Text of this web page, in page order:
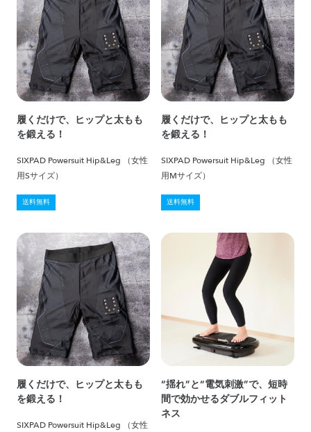
履くだけで、ヒップと太もも
を鍛える！
SIXPAD Powersuit Hip&Leg （女性
用Sサイズ）
送料無料
履くだけで、ヒップと太もも
を鍛える！
SIXPAD Powersuit Hip&Leg （女性
用Mサイズ）
送料無料
履くだけで、ヒップと太もも
を鍛える！
SIXPAD Powersuit Hip&Leg （女性
“揺れ”と“電気刺激”で、短時
間で効かせるダブルフィット
ネス